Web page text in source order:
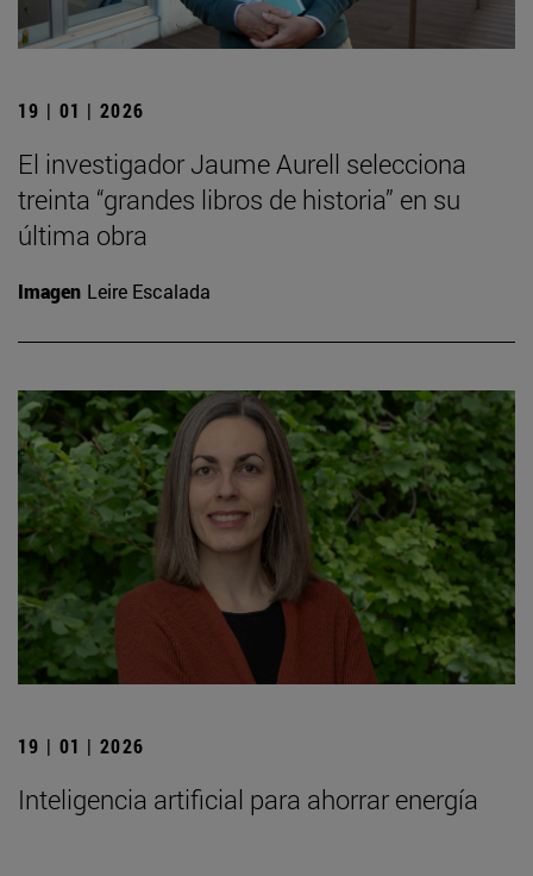
19 | 01 | 2026
El investigador Jaume Aurell selecciona
treinta “grandes libros de historia” en su
última obra
Imagen Leire Escalada
19 | 01 | 2026
Inteligencia artificial para ahorrar energía